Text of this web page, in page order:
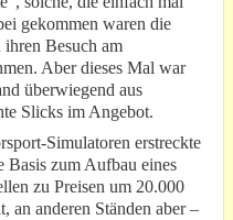
gekommen waren die
Besuch am
Aber dieses Mal war
überwiegend aus
Slicks im Angebot.
Simulatoren erstreckte
Basis zum Aufbau eines
zu Preisen um 20.000
an anderen Ständen aber –